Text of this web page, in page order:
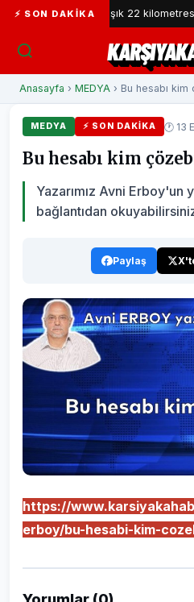
⚡ SON DAKIKA
yaklaşık 22 kilometresi
Anasayfa › MEDYA › Bu hesabı kim
MEDYA ⚡ SON DAKIKA 🕐 13
Bu hesabı kim
Yazarımız Avni Erboy'un
bağlantıdan
Paylaş
https://
erboy/bu-hesabi-kim-